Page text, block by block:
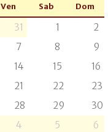
Ven Sab Dom
31 1
2
7 8
9
14 15
16
21 22
23
28 29
30
4 5 6